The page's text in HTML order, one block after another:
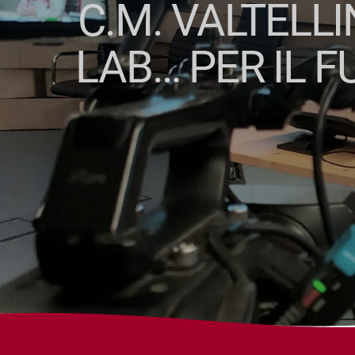
C.M.
LAB… PER IL